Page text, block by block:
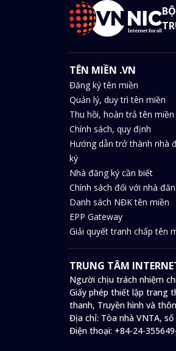
TÊN MIỀN .VN
Đăng ký tên miền
Quản lý, duy trì tên miền
Thu hồi, hoàn trả tên miền
Chính sách, quy định
Hướng dẫn trở thành nhà
ký
Nhà đăng ký cần biết
Chính sách đối với nhà
Danh sách NĐK tên miền
EPP Gateway
Giải quyết tranh chấp tên
TRUNG TÂM
Người chịu trách nhiệm
Giấy phép thiết lập trang
thanh, Truyền hình và
Địa chỉ: Tòa nhà VNTA,
Điện thoại: +84-24-